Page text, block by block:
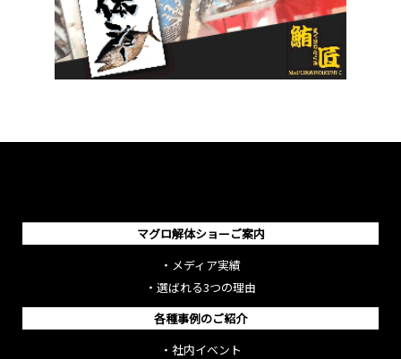
マグロ解体ショーご案内
・ メディア実績
・ 選ばれる3つの理由
各種事例のご紹介
・ 社内イベント